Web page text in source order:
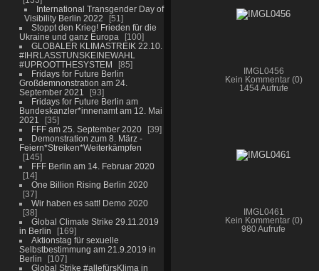
International Transgender Day of
Visibility Berlin 2022
51
Stoppt den Krieg! Frieden für die
Ukraine und ganz Europa
100
GLOBALER KLIMASTREIK 22.10.
#IHRLASSTUNSKEINEWAHL
#UPROOTTHESYSTEM
85
Fridays for Future Berlin
Großdemnonstration am 24.
September 2021
93
Fridays for Future Berlin am
Bundeskanzler*innenamt am 12. Mai
2021
35
FFF am 25. September 2020
39
Demonstration zum 8. März -
Feiern*Streiken*Weiterkämpfen
145
FFF Berlin am 14. Februar 2020
14
One Billion Rising Berlin 2020
37
Wir haben es satt! Demo 2020
38
Global Climate Strike 29.11.2019
in Berlin
169
Aktionstag für sexuelle
Selbstbestimmung am 21.9.2019 in
Berlin
107
Global Strike #allefürsKlima in
IMGL0456
Kein Kommentar (0)
1454 Aufrufe
IMGL0461
Kein Kommentar (0)
980 Aufrufe